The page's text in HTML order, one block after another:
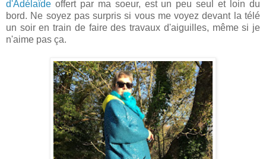
d'Adélaïde offert par ma soeur, est un peu seul et loin du
bord. Ne soyez pas surpris si vous me voyez devant la télé
un soir en train de faire des travaux d'aiguilles, même si je
n'aime pas ça.